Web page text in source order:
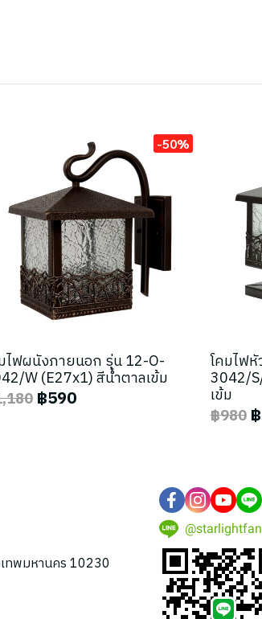
-50%
ไฟผนังภายนอก รุ่น 12-O-
W (E27x1) สีน้ำตาลเข้ม
฿590
โคมไฟ
3042/
เข้ม
฿980
เทพมหานคร 10230
@starlightfan